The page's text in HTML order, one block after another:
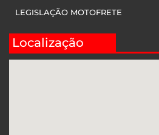
LEGISLAÇÃO MOTOFRETE
Localização